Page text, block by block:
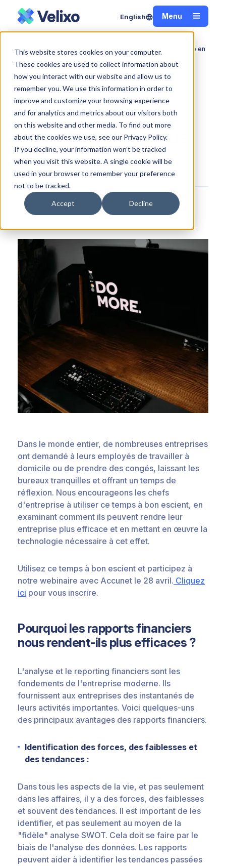
This website stores cookies on your computer.
These cookies are used to collect information about
how you interact with our website and allow us to
remember you. We use this information in order to
improve and customize your browsing experience
and for analytics and metrics about our visitors both
on this website and other media. To find out more
about the cookies we use, see our Privacy Policy.
If you decline, your information won’t be tracked
when you visit this website. A single cookie will be
used in your browser to remember your preference
not to be tracked.
Accept Decline
English
Menu
Fermer
Accueil
Comment.. : Rendre votre entreprise plus efficace en
2020
Comment : Rendre
votre entreprise plus
efficace en 2020
Annonces Actualités 30.03.2020
Dans le monde entier, de nombreuses entreprises
ont demandé à leurs employés de travailler à
domicile ou de prendre des congés, laissant les
bureaux tranquilles et offrant un temps de
réflexion. Nous encourageons les chefs
d'entreprise à utiliser ce temps à bon escient, en
examinant comment ils peuvent rendre leur
entreprise plus efficace et en mettant en œuvre la
technologie nécessaire à cet effet.
Utilisez ce temps à bon escient et participez à
notre webinaire avec Accunet le 28 avril. Cliquez
ici pour vous inscrire.
Pourquoi les rapports financiers
nous rendent-ils plus efficaces ?
L'analyse et le reporting financiers sont les
fondements de l'entreprise moderne. Ils
fournissent aux entreprises des instantanés de
leurs activités importantes. Voici quelques-uns
des principaux avantages des rapports financiers.
Identification des forces, des faiblesses et
des tendances :
Dans tous les aspects de la vie, et pas seulement
dans les affaires, il y a des forces, des faiblesses
et souvent des tendances. Il est important de les
identifier, et pas seulement au moyen de la
"fidèle" analyse SWOT. Cela doit se faire par le
biais de l'analyse des données. Les rapports
peuvent aider à identifier les tendances passées